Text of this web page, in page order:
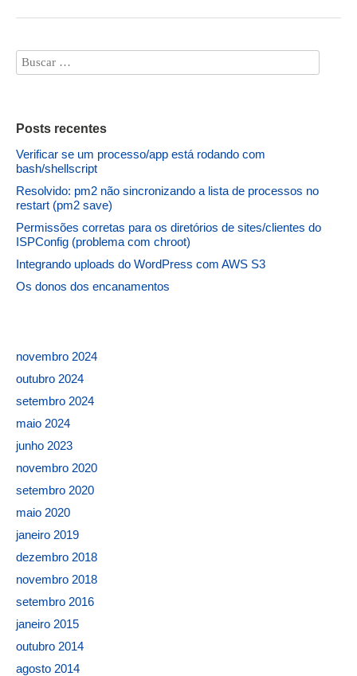
Posts recentes
Verificar se um processo/app está rodando com
bash/shellscript
Resolvido: pm2 não sincronizando a lista de processos no
restart (pm2 save)
Permissões corretas para os diretórios de sites/clientes do
ISPConfig (problema com chroot)
Integrando uploads do WordPress com AWS S3
Os donos dos encanamentos
novembro 2024
outubro 2024
setembro 2024
maio 2024
junho 2023
novembro 2020
setembro 2020
maio 2020
janeiro 2019
dezembro 2018
novembro 2018
setembro 2016
janeiro 2015
outubro 2014
agosto 2014